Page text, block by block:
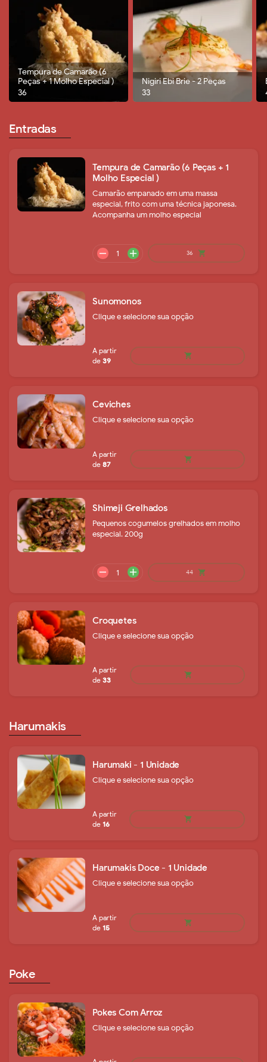
Tempura de Camarão (6
Peças + 1 Molho Especial )
36
Nigiri Ebi Brie - 2 Peças
33
Entradas
Tempura de Camarão (6 Peças + 1
Molho Especial )
Camarão empanado em uma massa
especial, frito com uma técnica japonesa.
Acompanha um molho especial
Sunomonos
Clique e selecione sua opção
A partir
Ceviches
Clique e selecione sua opção
A partir
Shimeji Grelhados
Pequenos cogumelos grelhados em molho
especial. 200g
remove add
Croquetes
Clique e selecione sua opção
de
33
Harumakis
Harumaki - 1 Unidade
Clique e selecione sua opção
Harumakis Doce - 1 Unidade
Clique e selecione sua opção
Poke
Pokes Com Arroz
Clique e selecione sua opção